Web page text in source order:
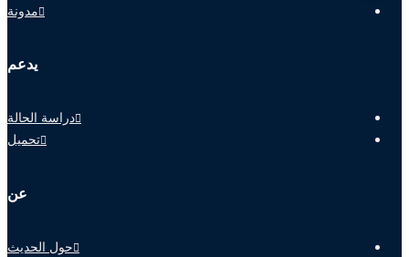
مدونة
يدعم
دراسة الحالة
تحميل
عن
حول الحديث